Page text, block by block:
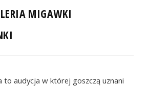
MIGAWKI
to audycja w której goszczą uznani